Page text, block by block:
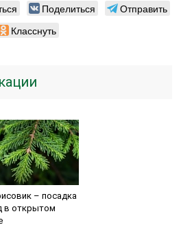
Поделиться
Отправить
Класснуть
– посадка
в открытом